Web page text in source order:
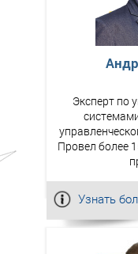
Эксперт по
Провел более
Узнать